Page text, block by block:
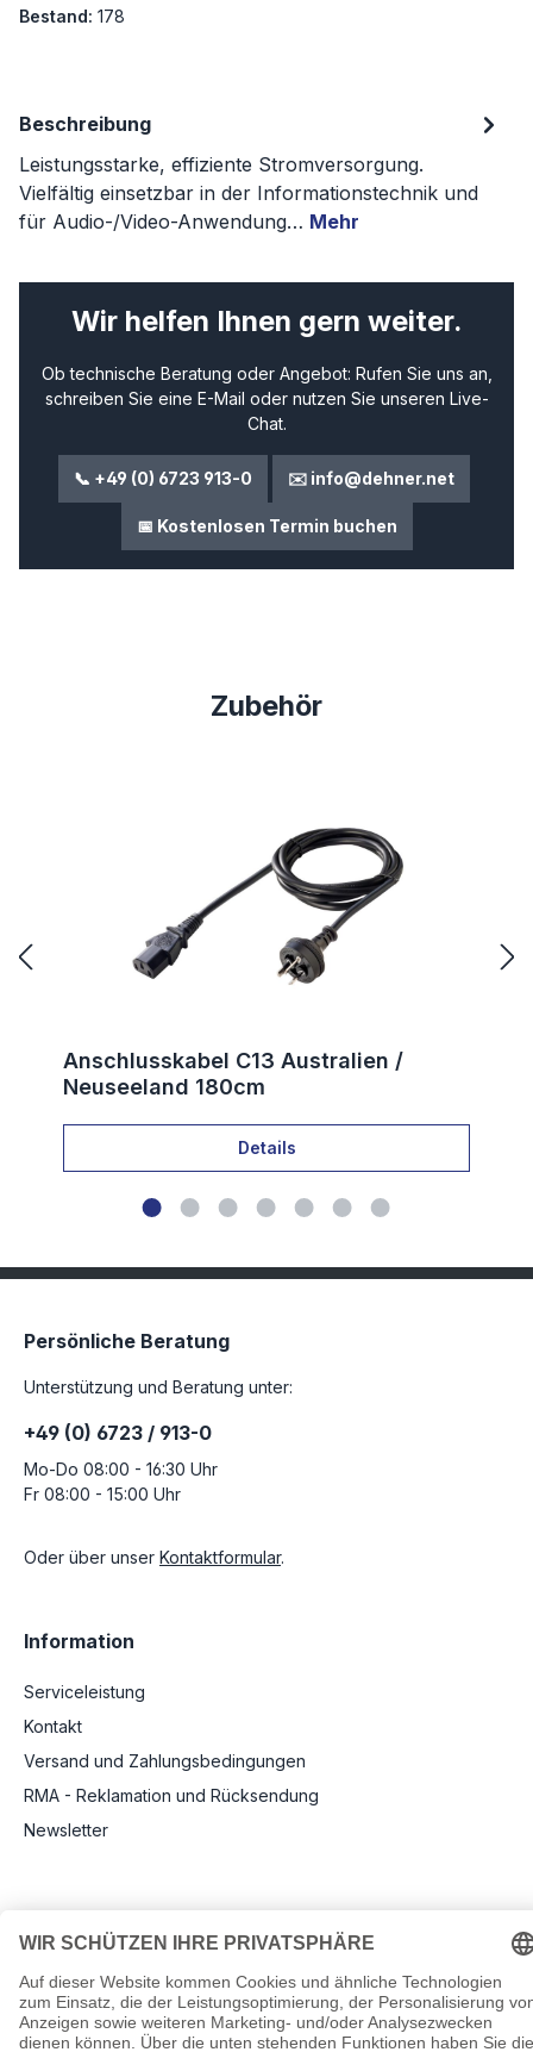
Bestand: 178
Beschreibung
Leistungsstarke, effiziente Stromversorgung.
Vielfältig einsetzbar in der Informationstechnik und
für Audio-/Video-Anwendung… Mehr
Wir helfen Ihnen gern weiter.
Ob technische Beratung oder Angebot: Rufen Sie uns an,
schreiben Sie eine E-Mail oder nutzen Sie unseren Live-
Chat.
📞 +49 (0) 6723 913-0 ✉️ info@dehner.net
📅 Kostenlosen Termin buchen
Produktgalerie überspringenZubehör
Anschlusskabel C13 Australien /
Neuseeland 180cm
Details
Persönliche Beratung
Unterstützung und Beratung unter:
+49 (0) 6723 / 913-0
Mo-Do 08:00 - 16:30 Uhr
Fr 08:00 - 15:00 Uhr
Oder über unser Kontaktformular.
Information
Serviceleistung
Kontakt
Versand und Zahlungsbedingungen
RMA - Reklamation und Rücksendung
Newsletter
AGB
Datenschutz